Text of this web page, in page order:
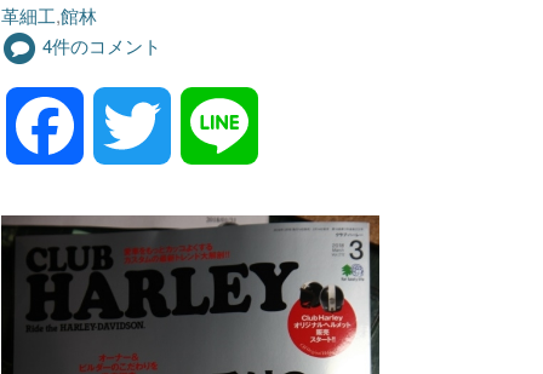
革細工,館林
4件のコメント
c
e
i n